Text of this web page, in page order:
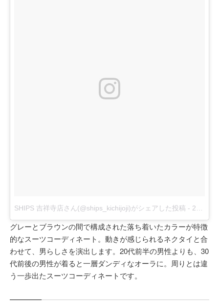
SHIPS 吉祥寺店さん(@ships_kichijoji)がシェアした投稿 - 2017 8月 19 11:55午後 PDT
グレーとブラウンの間で構成された落ち着いたカラーが特徴
的なスーツコーディネート。動きが感じられるネクタイと合
わせて、男らしさを演出します。20代前半の男性よりも、30
代前後の男性が着ると一層ダンディなオーラに。周りとは違
う一歩出たスーツコーディネートです。